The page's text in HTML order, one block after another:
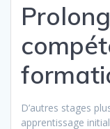
D’autres stages
apprentissage